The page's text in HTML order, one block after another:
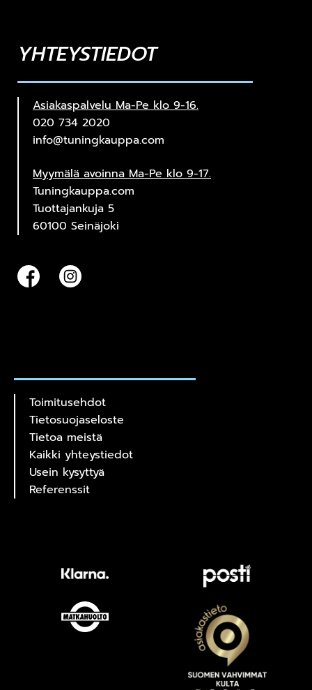
YHTEYSTIEDOT
Asiakaspalvelu Ma-Pe klo 9-16.
020 734 2020
info@tuningkauppa.com
Myymälä avoinna Ma-Pe klo 9-17.
Tuningkauppa.com
Tuottajankuja 5
60100 Seinäjoki
Toimitusehdot
Tietosuojaseloste
Tietoa meistä
Kaikki yhteystiedot
Usein kysyttyä
Referenssit